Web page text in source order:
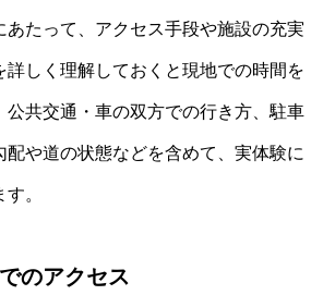
あたって、アクセス手段や施設の充実
詳しく理解しておくと現地での時間を
公共交通・車の双方での行き方、駐車
配や道の状態などを含めて、実体験に
。
のアクセス